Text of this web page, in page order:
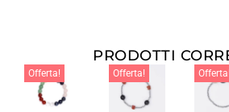
PRODOTTI
Offerta! Offerta! Offerta!